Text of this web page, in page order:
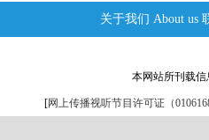
关于我们 About us
本网站所刊载
[网上传播视听节目许可证（